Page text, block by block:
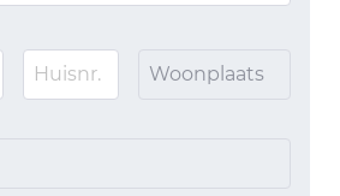
Woonplaats